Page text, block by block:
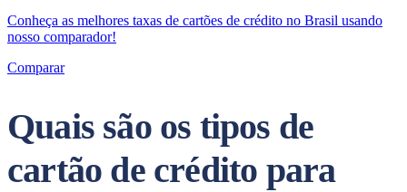
Conheça as melhores taxas de cartões de crédito no Brasil usando
nosso comparador!
Comparar
Quais são os tipos de
cartão de crédito para